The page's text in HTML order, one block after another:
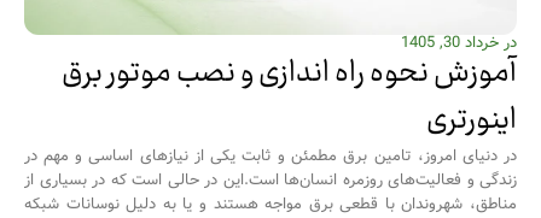
در خرداد 30, 1405
آموزش نحوه راه اندازی و نصب موتور برق
اینورتری
در دنیای امروز، تامین برق مطمئن و ثابت یکی از نیازهای اساسی و مهم در
زندگی و فعالیت‌های روزمره انسان‌ها است.این در حالی است که در بسیاری از
مناطق، شهروندان با قطعی برق مواجه هستند و یا به دلیل نوسانات شبکه